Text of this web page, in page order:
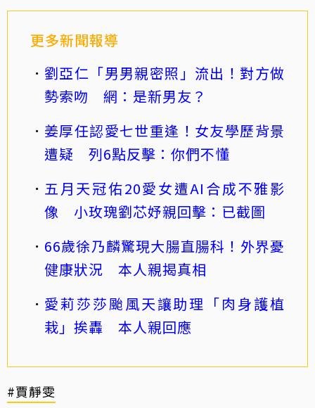
更多新聞報導
劉亞仁「男男親密照」流出！對方做
勢索吻 網：是新男友？
姜厚任認愛七世重逢！女友學歷背景
遭疑 列6點反擊：你們不懂
五月天冠佑20愛女遭AI合成不雅影
像 小玫瑰劉芯妤親回擊：已截圖
66歲徐乃麟驚現大腸直腸科！外界憂
健康狀況 本人親揭真相
愛莉莎莎颱風天讓助理「肉身護植
栽」挨轟 本人親回應
#賈靜雯